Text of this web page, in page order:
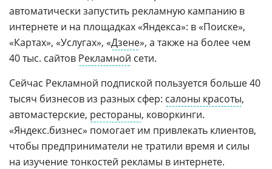
автоматически запустить рекламную кампанию в
интернете и на площадках «Яндекса»: в «Поиске»,
«Картах», «Услугах», «Дзене», а также на более чем
40 тыс. сайтов Рекламной сети.
Сейчас Рекламной подпиской пользуется больше 40
тысяч бизнесов из разных сфер: салоны красоты,
автомастерские, рестораны, коворкинги.
«Яндекс.бизнес» помогает им привлекать клиентов,
чтобы предприниматели не тратили время и силы
на изучение тонкостей рекламы в интернете.